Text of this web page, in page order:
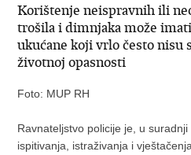
Korištenje neispravnih ili
trošila i dimnjaka može
ukućane koji vrlo često nisu
životnoj opasnosti
Foto: MUP RH
Ravnateljstvo policije je, u
ispitivanja, istraživanja i